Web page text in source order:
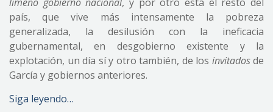
país, que vive más intensamente la pobreza
generalizada, la desilusión con la ineficacia
gubernamental, en desgobierno existente y la
explotación, un día sí y otro también, de los invitadosde
García y gobiernos anteriores.
Siga leyendo…